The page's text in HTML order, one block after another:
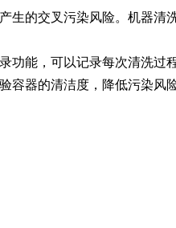
实验室洗
瓶机
的交叉污染风险。机器清
能，可以记录每次清洗过
器的清洁度，降低污染风